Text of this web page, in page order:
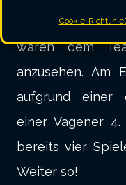
Cookie-Richtlinie
Der Wille
waren dem
anzusehen. Am
aufgrund einer
einer Vagener
bereits vier
Weiter so!